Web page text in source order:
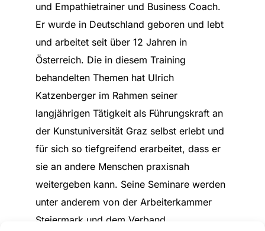
und Empathietrainer und Business Coach.
Er wurde in Deutschland geboren und lebt
und arbeitet seit über 12 Jahren in
Österreich. Die in diesem Training
behandelten Themen hat Ulrich
Katzenberger im Rahmen seiner
langjährigen Tätigkeit als Führungskraft an
der Kunstuniversität Graz selbst erlebt und
für sich so tiefgreifend erarbeitet, dass er
sie an andere Menschen praxisnah
weitergeben kann. Seine Seminare werden
unter anderem von der Arbeiterkammer
Steiermark und dem Verband